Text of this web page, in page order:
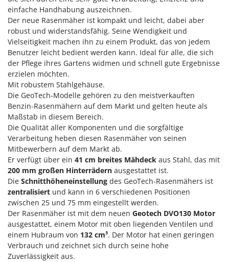
einfache Handhabung auszeichnen.
Der neue Rasenmäher ist kompakt und leicht, dabei aber
robust und widerstandsfähig. Seine Wendigkeit und
Vielseitigkeit machen ihn zu einem Produkt, das von jedem
Benutzer leicht bedient werden kann. Ideal für alle, die sich
der Pflege ihres Gartens widmen und schnell gute Ergebnisse
erzielen möchten.
Mit robustem Stahlgehäuse.
Die GeoTech-Modelle gehören zu den meistverkauften
Benzin-Rasenmähern auf dem Markt und gelten heute als
Maßstab in diesem Bereich.
Die Qualität aller Komponenten und die sorgfältige
Verarbeitung heben diesen Rasenmäher von seinen
Mitbewerbern auf dem Markt ab.
Er verfügt über ein 41 cm breites Mähdeck aus Stahl, das mit
200 mm großen Hinterrädern ausgestattet ist.
Die Schnitthöheneinstellung des GeoTech-Rasenmähers ist
zentralisiert und kann in 6 verschiedenen Positionen
zwischen 25 und 75 mm eingestellt werden.
Der Rasenmäher ist mit dem neuen Geotech DVO130 Motor
ausgestattet, einem Motor mit oben liegenden Ventilen und
einem Hubraum von 132 cm³. Der Motor hat einen geringen
Verbrauch und zeichnet sich durch seine hohe
Zuverlässigkeit aus.